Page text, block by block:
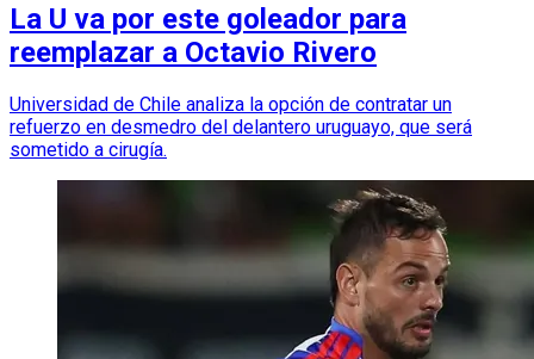
La U va por este goleador para
reemplazar a Octavio Rivero
Universidad de Chile analiza la opción de contratar un
refuerzo en desmedro del delantero uruguayo, que será
sometido a cirugía.